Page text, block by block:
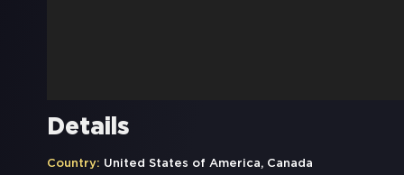
Details
Country: United States of America, Canada